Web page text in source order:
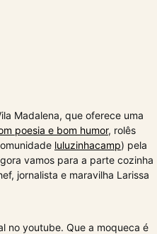
Madalena, que oferece uma
poesia e bom humor, rolês
luluzinhacamp) pela
vamos para a parte cozinha
jornalista e maravilha Larissa
no youtube. Que a moqueca é